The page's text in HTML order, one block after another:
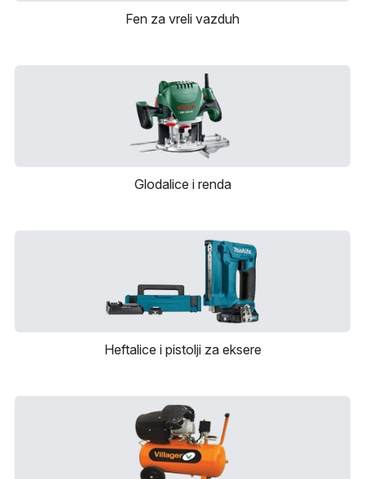
Fen za vreli vazduh
Glodalice i renda
Heftalice i pistolji za eksere